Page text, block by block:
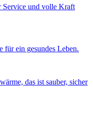
Service und volle Kraft
für ein gesundes Leben.
das ist sauber, sicher